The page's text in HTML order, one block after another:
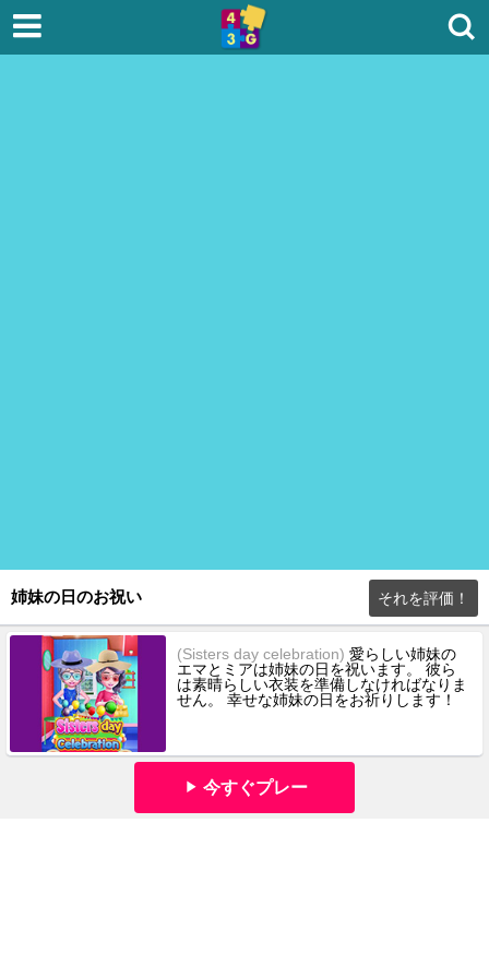
姉妹の日のお祝い それを評価！
(Sisters day celebration) 愛らしい姉妹の
エマとミアは姉妹の日を祝います。 彼ら
は素晴らしい衣装を準備しなければなりま
せん。 幸せな姉妹の日をお祈りします！
今すぐプレー